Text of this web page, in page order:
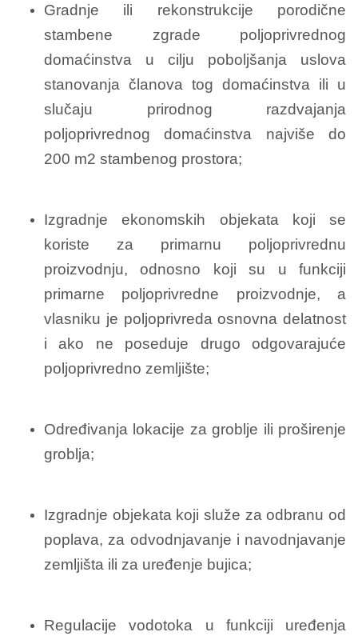
Gradnje ili rekonstrukcije porodične
stambene zgrade poljoprivrednog
domaćinstva u cilju poboljšanja uslova
stanovanja članova tog domaćinstva ili u
slučaju prirodnog razdvajanja
poljoprivrednog domaćinstva najviše do
200 m2 stambenog prostora;
Izgradnje ekonomskih objekata koji se
koriste za primarnu poljoprivrednu
proizvodnju, odnosno koji su u funkciji
primarne poljoprivredne proizvodnje, a
vlasniku je poljoprivreda osnovna delatnost
i ako ne poseduje drugo odgovarajuće
poljoprivredno zemljište;
Određivanja lokacije za groblje ili proširenje
groblja;
Izgradnje objekata koji služe za odbranu od
poplava, za odvodnjavanje i navodnjavanje
zemljišta ili za uređenje bujica;
Regulacije vodotoka u funkciji uređenja